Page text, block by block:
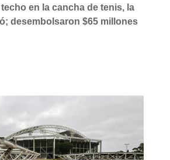
en la cancha de tenis, la
desembolsaron $65 millones